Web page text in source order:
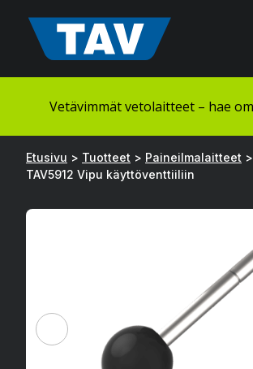
sisältöön
Vetävimmät vetolaitteet – hae
Etusivu > Tuotteet > Paineilmalaitteet >
TAV5912 Vipu käyttöventtiiliin